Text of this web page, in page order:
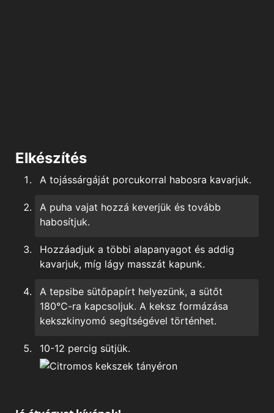
Elkészítés
A tojássárgáját porcukorral habosra kavarjuk.
A puha vajat hozzá keverjük és tovább
habosítjuk.
Hozzáadjuk a többi alapanyagot és addig
kavarjuk, míg lágy masszát kapunk.
A tepsibe sütőpapírt helyezünk, a sütőt
180°C-ra kapcsoljuk. A keksz formázása
kekszkinyomó segítségével történhet.
10-12 percig sütjük.